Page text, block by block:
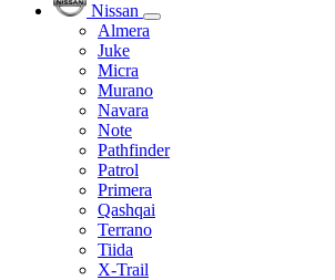
Nissan
Almera
Juke
Micra
Murano
Navara
Note
Pathfinder
Patrol
Primera
Qashqai
Terrano
Tiida
X-Trail